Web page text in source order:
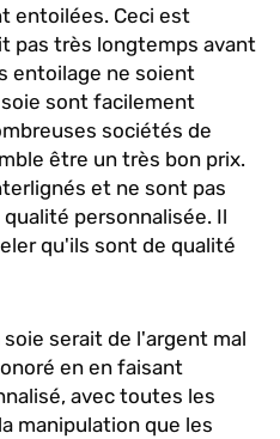
entoilées. Ceci est
pas très longtemps avant
entoilage ne soient
sont facilement
sociétés de
être un très bon prix.
et ne sont pas
personnalisée. Il
qu'ils sont de qualité
serait de l'argent mal
en en faisant
avec toutes les
manipulation que les